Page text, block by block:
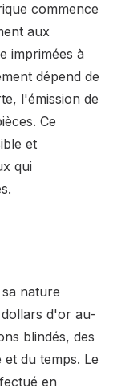
commence
aux
imprimées à
dépend de
l'émission de
Ce
et
qui
nature
d'or au-
blindés, des
et du temps. Le
en